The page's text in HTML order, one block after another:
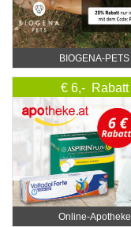
BIOGENA-PETS
€ 6,- Rabatt
Online‑Apotheke